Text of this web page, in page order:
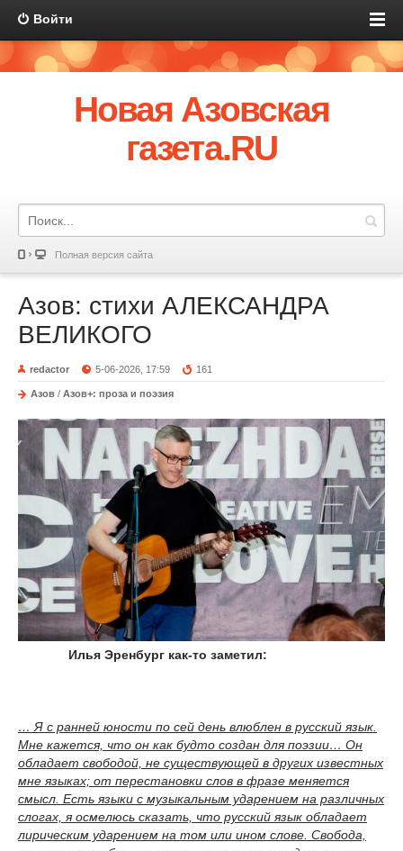
Войти
Новая Азовская
газета.RU
Полная версия сайта
Азов: стихи АЛЕКСАНДРА
ВЕЛИКОГО
redactor 5-06-2026, 17:59 161
Азов / Азов+: проза и поэзия
Илья Эренбург как-то заметил:
… Я с ранней юности по сей день влюблен в русский язык.
Мне кажется, что он как будто создан для поэзии… Он
обладает свободой, не существующей в других известных
мне языках; от перестановки слов в фразе меняется
смысл. Есть языки с музыкальным ударением на различных
слогах, я осмелюсь сказать, что русский язык обладает
лирическим ударением на том или ином слове. Свобода,